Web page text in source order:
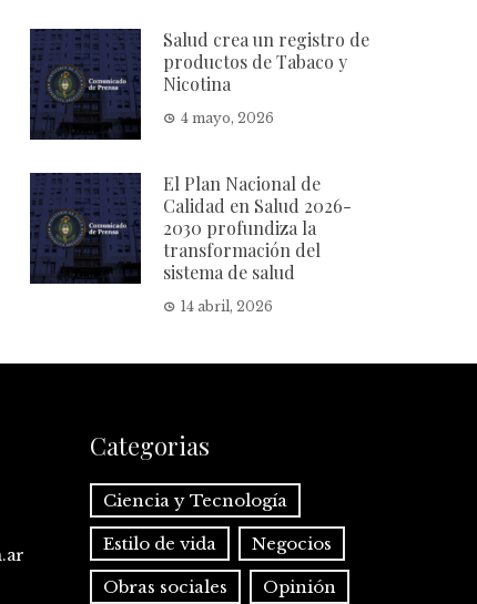
Salud crea un registro de
productos de Tabaco y
Nicotina
4 mayo, 2026
El Plan Nacional de
Calidad en Salud 2026-
2030 profundiza la
transformación del
sistema de salud
14 abril, 2026
Categorias
Ciencia y Tecnología
Estilo de vida Negocios
Obras sociales Opinión